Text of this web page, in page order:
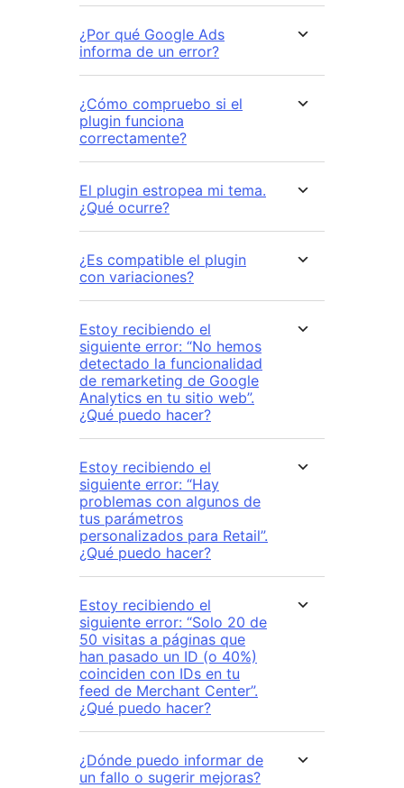
¿Por qué Google Ads
informa de un error?
¿Cómo compruebo si el
plugin funciona
correctamente?
El plugin estropea mi tema.
¿Qué ocurre?
¿Es compatible el plugin
con variaciones?
Estoy recibiendo el
siguiente error: “No hemos
detectado la funcionalidad
de remarketing de Google
Analytics en tu sitio web”.
¿Qué puedo hacer?
Estoy recibiendo el
siguiente error: “Hay
problemas con algunos de
tus parámetros
personalizados para Retail”.
¿Qué puedo hacer?
Estoy recibiendo el
siguiente error: “Solo 20 de
50 visitas a páginas que
han pasado un ID (o 40%)
coinciden con IDs en tu
feed de Merchant Center”.
¿Qué puedo hacer?
¿Dónde puedo informar de
un fallo o sugerir mejoras?